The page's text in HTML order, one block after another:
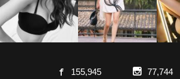
155,945 77,744